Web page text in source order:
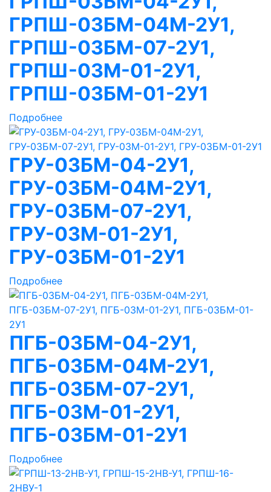
ГРПШ-03БМ-04М-2У1,
ГРПШ-03БМ-07-2У1,
ГРПШ-03М-01-2У1,
ГРПШ-03БМ-01-2У1
Подробнее
ГРУ-03БМ-04-2У1,
ГРУ-03БМ-04М-2У1,
ГРУ-03БМ-07-2У1,
ГРУ-03М-01-2У1,
ГРУ-03БМ-01-2У1
Подробнее
ПГБ-03БМ-04-2У1,
ПГБ-03БМ-04М-2У1,
ПГБ-03БМ-07-2У1,
ПГБ-03М-01-2У1,
ПГБ-03БМ-01-2У1
Подробнее